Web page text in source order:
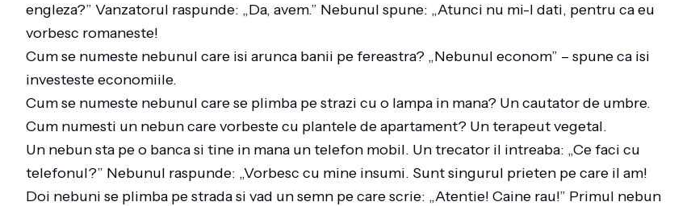
engleza?” Vanzatorul raspunde: „Da, avem.” Nebunul spune: „Atunci nu mi-l dati, pentru ca eu
vorbesc romaneste!
Cum se numeste nebunul care isi arunca banii pe fereastra? „Nebunul econom” – spune ca isi
investeste economiile.
Cum se numeste nebunul care se plimba pe strazi cu o lampa in mana? Un cautator de umbre.
Cum numesti un nebun care vorbeste cu plantele de apartament? Un terapeut vegetal.
Un nebun sta pe o banca si tine in mana un telefon mobil. Un trecator il intreaba: „Ce faci cu
telefonul?” Nebunul raspunde: „Vorbesc cu mine insumi. Sunt singurul prieten pe care il am!
Doi nebuni se plimba pe strada si vad un semn pe care scrie: „Atentie! Caine rau!” Primul nebun